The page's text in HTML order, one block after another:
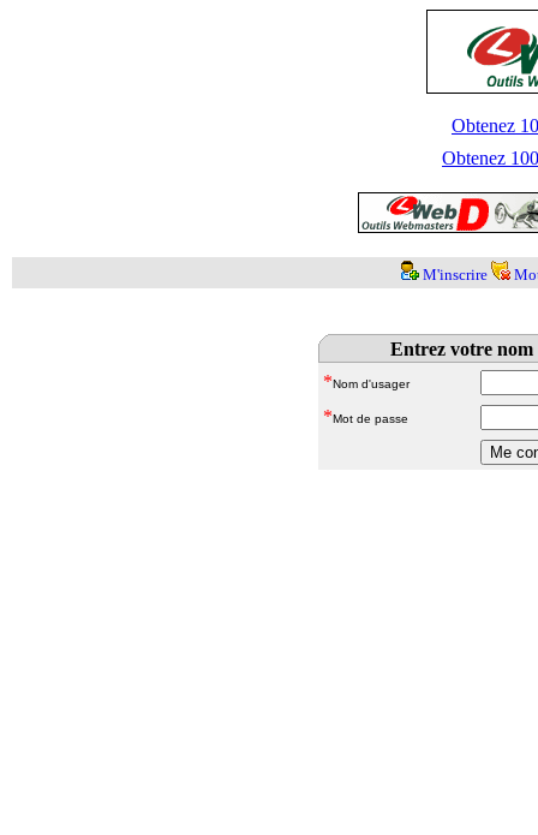
Obtenez
Obtenez
M'inscrire
Entrez votre nom
*Nom d'usager
*Mot de passe